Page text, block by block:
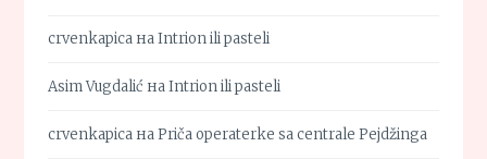
crvenkapica наIntrion ili pasteli
Asim Vugdalić наIntrion ili pasteli
crvenkapica наPriča operaterke sa centrale Pejdžinga